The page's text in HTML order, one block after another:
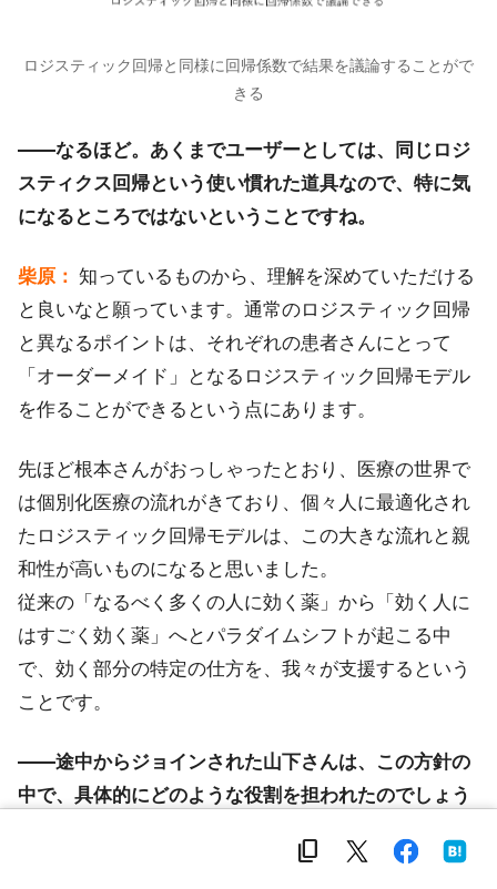
ロジスティック回帰と同様に回帰係数で結果を議論することがで
きる
――なるほど。あくまでユーザーとしては、同じロジ
スティクス回帰という使い慣れた道具なので、特に気
になるところではないということですね。
柴原： 知っているものから、理解を深めていただける
と良いなと願っています。通常のロジスティック回帰
と異なるポイントは、それぞれの患者さんにとって
「オーダーメイド」となるロジスティック回帰モデル
を作ることができるという点にあります。
先ほど根本さんがおっしゃったとおり、医療の世界で
は個別化医療の流れがきており、個々人に最適化され
たロジスティック回帰モデルは、この大きな流れと親
和性が高いものになると思いました。
従来の「なるべく多くの人に効く薬」から「効く人に
はすごく効く薬」へとパラダイムシフトが起こる中
で、効く部分の特定の仕方を、我々が支援するという
ことです。
――途中からジョインされた山下さんは、この方針の
中で、具体的にどのような役割を担われたのでしょう
content_copy